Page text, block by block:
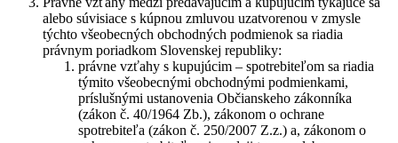
alebo súvisiace s kúpnou zmluvou uzatvorenou v zmysle
týchto všeobecných obchodných podmienok sa riadia
právnym poriadkom Slovenskej republiky:
právne vzťahy s kupujúcim – spotrebiteľom sa riadia
týmito všeobecnými obchodnými podmienkami,
príslušnými ustanovenia Občianskeho zákonníka
(zákon č. 40/1964 Zb.), zákonom o ochrane
spotrebiteľa (zákon č. 250/2007 Z.z.) a, zákonom o